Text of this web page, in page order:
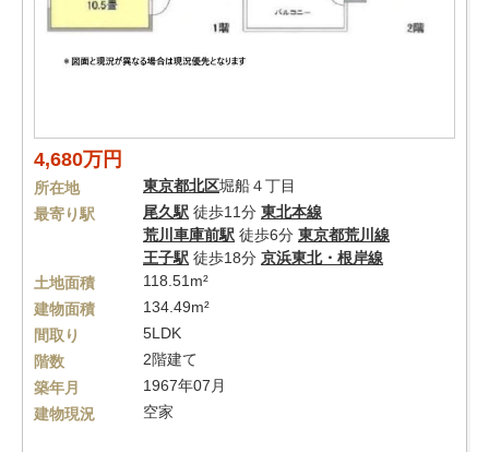
4,680万円
所在地 東京都北区堀船４丁目
最寄り駅
尾久駅 徒歩11分 東北本線
荒川車庫前駅 徒歩6分 東京都荒川線
王子駅 徒歩18分 京浜東北・根岸線
土地面積
118.51m²
建物面積
134.49m²
間取り
5LDK
階数
2階建て
築年月
1967年07月
建物現況
空家